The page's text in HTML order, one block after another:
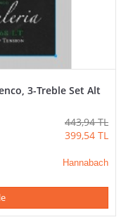
3-Treble Set Alt
443,94 TL
399,54 TL
Hannabach